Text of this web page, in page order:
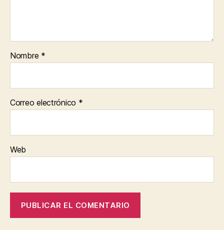
Nombre *
Correo electrónico *
Web